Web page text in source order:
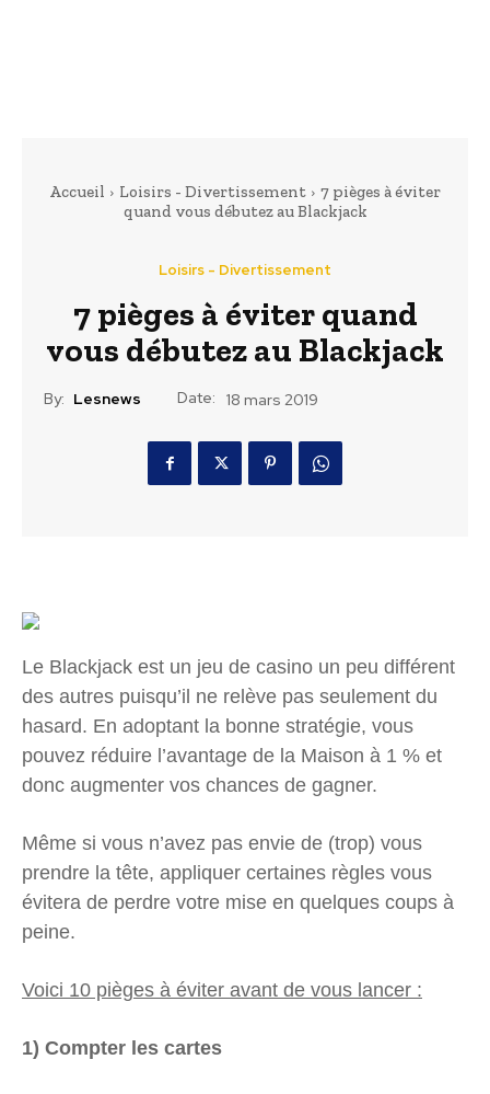
Accueil Loisirs - Divertissement
7 pièges à éviter
quand vous débutez au Blackjack
Loisirs - Divertissement
7 pièges à éviter quand
vous débutez au Blackjack
By: Lesnews Date: 18 mars 2019
Le Blackjack est un jeu de casino un peu différent
des autres puisqu’il ne relève pas seulement du
hasard. En adoptant la bonne stratégie, vous
pouvez réduire l’avantage de la Maison à 1 % et
donc augmenter vos chances de gagner.
Même si vous n’avez pas envie de (trop) vous
prendre la tête, appliquer certaines règles vous
évitera de perdre votre mise en quelques coups à
peine.
Voici 10 pièges à éviter avant de vous lancer :
1) Compter les cartes